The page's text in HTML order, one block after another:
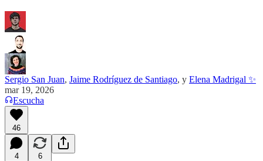
Sergio San Juan, Jaime Rodríguez de Santiago, y Elena Madrigal ✨
mar 19, 2026
Escucha
46
4 6